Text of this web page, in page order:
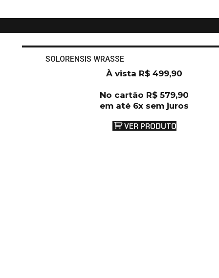
SOLORENSIS WRASSE
À vista R$ 499,90
No cartão R$ 579,90
em até 6x sem juros
VER PRODUTO